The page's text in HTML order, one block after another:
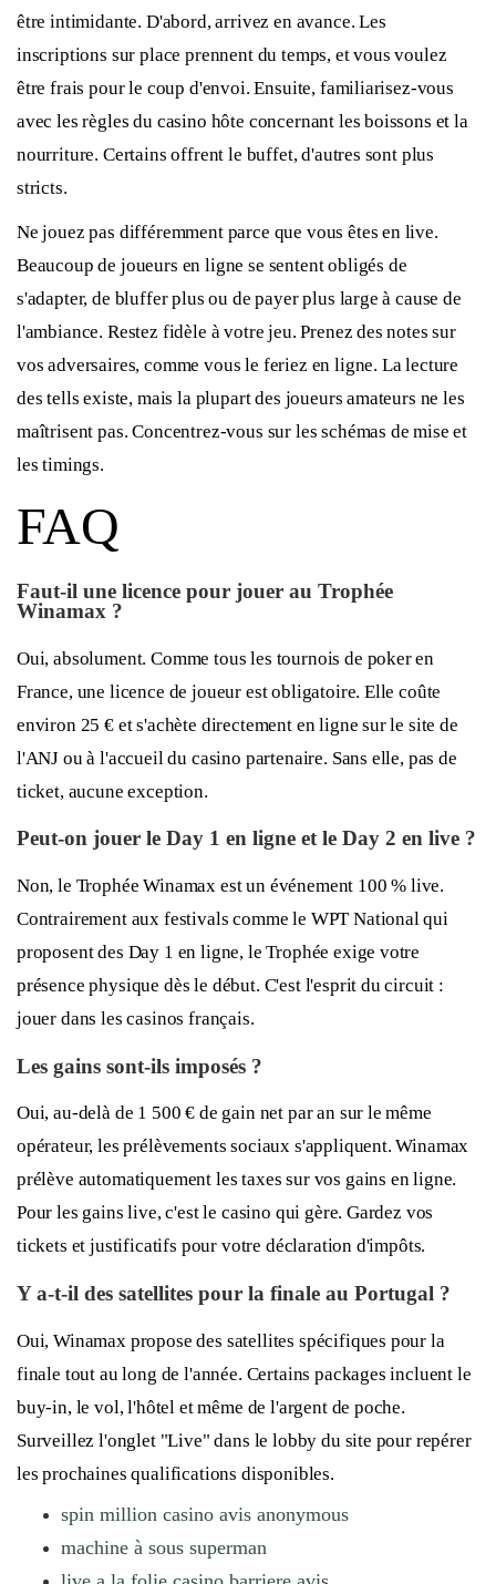
être intimidante. D'abord, arrivez en avance. Les
inscriptions sur place prennent du temps, et vous voulez
être frais pour le coup d'envoi. Ensuite, familiarisez-vous
avec les règles du casino hôte concernant les boissons et la
nourriture. Certains offrent le buffet, d'autres sont plus
stricts.
Ne jouez pas différemment parce que vous êtes en live.
Beaucoup de joueurs en ligne se sentent obligés de
s'adapter, de bluffer plus ou de payer plus large à cause de
l'ambiance. Restez fidèle à votre jeu. Prenez des notes sur
vos adversaires, comme vous le feriez en ligne. La lecture
des tells existe, mais la plupart des joueurs amateurs ne les
maîtrisent pas. Concentrez-vous sur les schémas de mise et
les timings.
FAQ
Faut-il une licence pour jouer au Trophée
Winamax ?
Oui, absolument. Comme tous les tournois de poker en
France, une licence de joueur est obligatoire. Elle coûte
environ 25 € et s'achète directement en ligne sur le site de
l'ANJ ou à l'accueil du casino partenaire. Sans elle, pas de
ticket, aucune exception.
Peut-on jouer le Day 1 en ligne et le Day 2 en live ?
Non, le Trophée Winamax est un événement 100 % live.
Contrairement aux festivals comme le WPT National qui
proposent des Day 1 en ligne, le Trophée exige votre
présence physique dès le début. C'est l'esprit du circuit :
jouer dans les casinos français.
Les gains sont-ils imposés ?
Oui, au-delà de 1 500 € de gain net par an sur le même
opérateur, les prélèvements sociaux s'appliquent. Winamax
prélève automatiquement les taxes sur vos gains en ligne.
Pour les gains live, c'est le casino qui gère. Gardez vos
tickets et justificatifs pour votre déclaration d'impôts.
Y a-t-il des satellites pour la finale au Portugal ?
Oui, Winamax propose des satellites spécifiques pour la
finale tout au long de l'année. Certains packages incluent le
buy-in, le vol, l'hôtel et même de l'argent de poche.
Surveillez l'onglet "Live" dans le lobby du site pour repérer
les prochaines qualifications disponibles.
spin million casino avis anonymous
machine à sous superman